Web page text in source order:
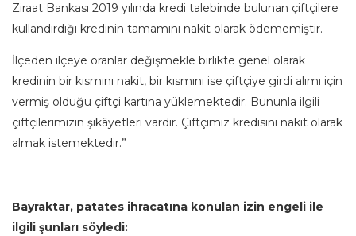
Ziraat Bankası 2019 yılında kredi talebinde bulunan çiftçilere
kullandırdığı kredinin tamamını nakit olarak ödememiştir.
İlçeden ilçeye oranlar değişmekle birlikte genel olarak
kredinin bir kısmını nakit, bir kısmını ise çiftçiye girdi alımı için
vermiş olduğu çiftçi kartına yüklemektedir. Bununla ilgili
çiftçilerimizin şikâyetleri vardır. Çiftçimiz kredisini nakit olarak
almak istemektedir.”
Bayraktar, patates ihracatına konulan izin engeli ile
ilgili şunları söyledi: